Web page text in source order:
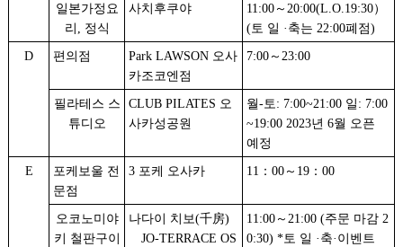
일본가정요
리, 정식
사치후쿠야
11:00～20:00(L.O.19:30）
(토 일 ·축는 22:00폐점)
D
편의점
Park LAWSON 오사
카조코엔점
7:00～23:00
필라테스 스
튜디오
CLUB PILATES 오
사카성공원
월-토: 7:00~21:00 일: 7:00
~19:00 2023년 6월 오픈
예정
E
포케보울 전
문점
3 포케 오사카 11：00～19：00
오코노미야
키 철판구이
나다이 치보(千房)
JO-TERRACE OS
11:00～21:00 (주문 마감 2
0:30) *토 일 ·축·이벤트